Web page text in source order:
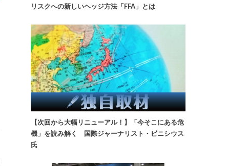
リスクへの新しいヘッジ方法「FFA」とは
【次回から大幅リニューアル！】「今そこにある危
機」を読み解く 国際ジャーナリスト・ビニシウス
氏